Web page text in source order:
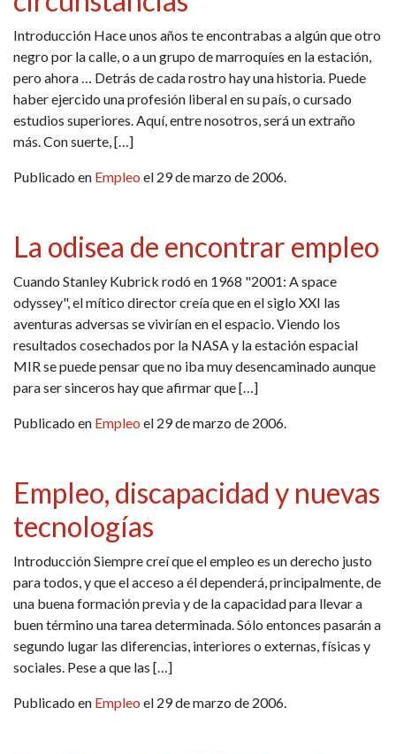
Introducción Hace unos años te encontrabas a algún que otro
negro por la calle, o a un grupo de marroquíes en la estación,
pero ahora … Detrás de cada rostro hay una historia. Puede
haber ejercido una profesión liberal en su país, o cursado
estudios superiores. Aquí, entre nosotros, será un extraño
más. Con suerte, […]
Publicado en Empleo el 29 de marzo de 2006.
La odisea de encontrar empleo
Cuando Stanley Kubrick rodó en 1968 "2001: A space
odyssey", el mítico director creía que en el siglo XXI las
aventuras adversas se vivirían en el espacio. Viendo los
resultados cosechados por la NASA y la estación espacial
MIR se puede pensar que no iba muy desencaminado aunque
para ser sinceros hay que afirmar que […]
Publicado en Empleo el 29 de marzo de 2006.
Empleo, discapacidad y nuevas
tecnologías
Introducción Siempre creí que el empleo es un derecho justo
para todos, y que el acceso a él dependerá, principalmente, de
una buena formación previa y de la capacidad para llevar a
buen término una tarea determinada. Sólo entonces pasarán a
segundo lugar las diferencias, interiores o externas, físicas y
sociales. Pese a que las […]
Publicado en Empleo el 29 de marzo de 2006.